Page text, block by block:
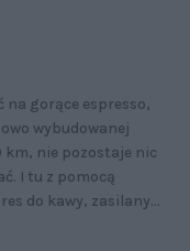
na gorące espresso,
wybudowanej
nie pozostaje nic
I tu z pomocą
do kawy, zasilany...